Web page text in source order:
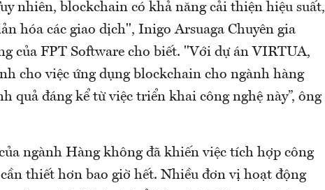
nhiên, blockchain có khả năng cải thiện hiệu suất,
hóa các giao dịch", Inigo Arsuaga Chuyên gia
của FPT Software cho biết. "Với dự án VIRTUA,
cho việc ứng dụng blockchain cho ngành hàng
quả đáng kể từ việc triển khai công nghệ này”, ông
ngành Hàng không đã khiến việc tích hợp công
thiết hơn bao giờ hết. Nhiều đơn vị hoạt động